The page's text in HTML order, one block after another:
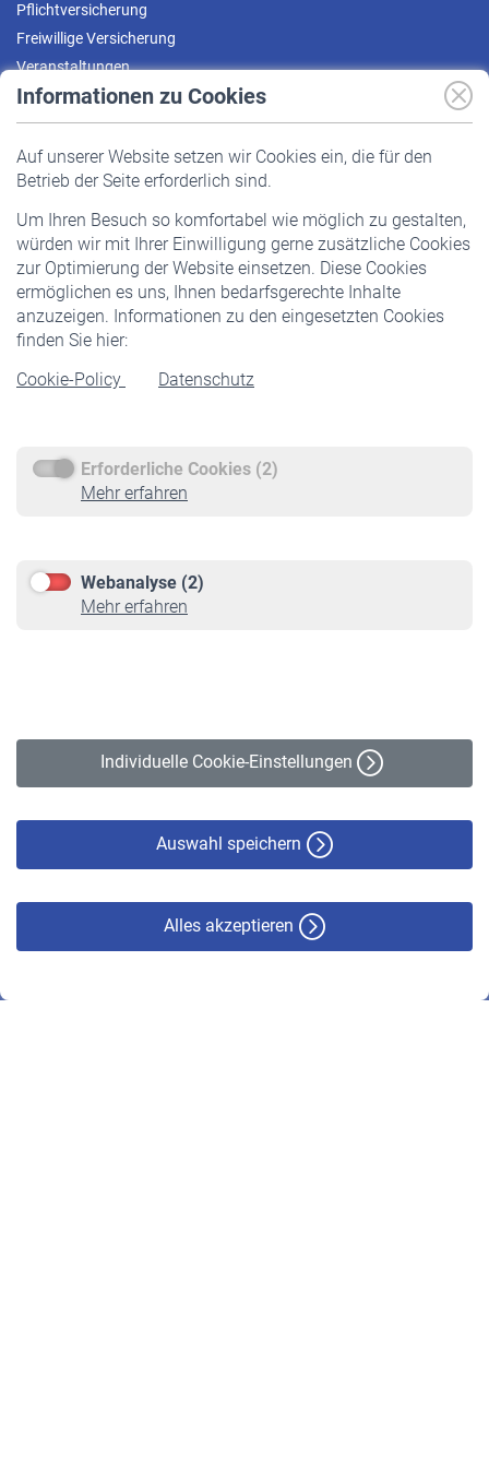
Informationen zu Cookies
Auf unserer Website setzen wir Cookies ein, die für den
Betrieb der Seite erforderlich sind.
Um Ihren Besuch so komfortabel wie möglich zu gestalten,
würden wir mit Ihrer Einwilligung gerne zusätzliche Cookies
zur Optimierung der Website einsetzen. Diese Cookies
ermöglichen es uns, Ihnen bedarfsgerechte Inhalte
anzuzeigen. Informationen zu den eingesetzten Cookies
finden Sie hier:
Cookie-Policy
Datenschutz
Erforderliche Cookies (2)
Mehr erfahren
Webanalyse (2)
Mehr erfahren
Individuelle Cookie-Einstellungen
Auswahl speichern
Alles akzeptieren
Pflichtversicherung
Freiwillige Versicherung
Veranstaltungen
Pflichtversicherung
Staatliche Förderung
Veranstaltungen
Rentner
Rentenbeginn
Rente beantragen
Service
Informationen
Online-Rechner
VBLnewsletter
Erklärung zur Barrierefreiheit
© VBL 2026